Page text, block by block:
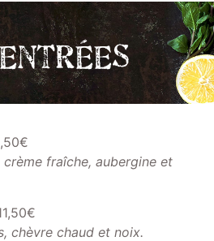
fraîche, aubergine et
chèvre chaud et noix.